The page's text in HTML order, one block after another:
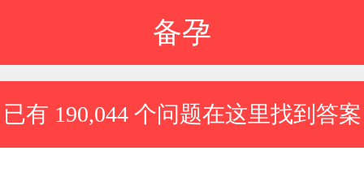
备孕
已有 190,044 个问题在这里找到答案